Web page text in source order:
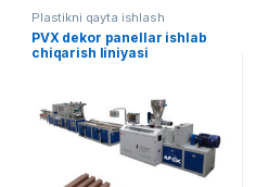
Plastikni qayta ishlash
PVX dekor panellar ishlab
chiqarish liniyasi